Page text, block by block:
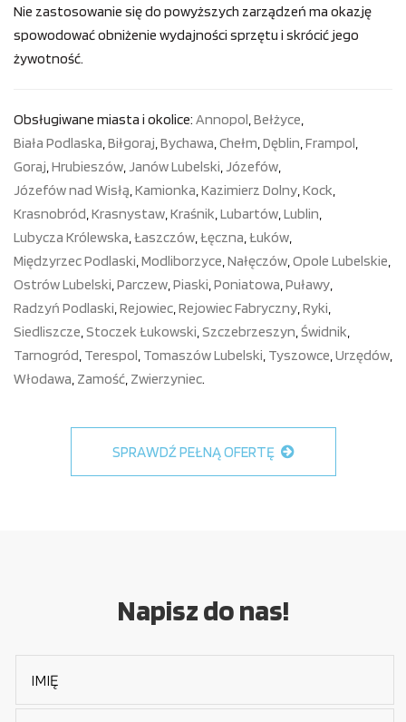
Nie zastosowanie się do powyższych zarządzeń ma okazję
spowodować obniżenie wydajności sprzętu i skrócić jego
żywotność.
Obsługiwane miasta i okolice: Annopol,Bełżyce,
Biała Podlaska,Biłgoraj,Bychawa,Chełm,Dęblin,Frampol,
Goraj,Hrubieszów,Janów Lubelski,Józefów,
Józefów nad Wisłą,Kamionka,Kazimierz Dolny,Kock,
Krasnobród,Krasnystaw,Kraśnik,Lubartów,Lublin,
Lubycza Królewska,Łaszczów,Łęczna,Łuków,
Międzyrzec Podlaski,Modliborzyce,Nałęczów,Opole Lubelskie,
Ostrów Lubelski,Parczew,Piaski,Poniatowa,Puławy,
Radzyń Podlaski,Rejowiec,Rejowiec Fabryczny,Ryki,
Siedliszcze,Stoczek Łukowski,Szczebrzeszyn,Świdnik,
Tarnogród, Terespol, Tomaszów Lubelski, Tyszowce,Urzędów,
Włodawa, Zamość, Zwierzyniec.
SPRAWDŹ PEŁNĄ OFERTĘ
Napisz do nas!